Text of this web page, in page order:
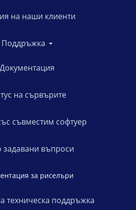
на наши клиенти
Поддръжка
Документация
на сървърите
съвместим софтуер
задавани въпроси
за риселъри
техническа поддръжка